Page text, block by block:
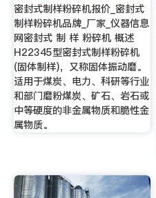
密封式制样粉碎机报价_密封式
制样粉碎机品牌_厂家_仪器信息
网密封式 制 样 粉碎机 概述
H22345型密封式制样粉碎机
(固体制样)，又称固体振动磨。
适用于煤炭、电力、科研等行业
和部门磨粉煤炭、矿石、岩石或
中等硬度的非金属物质和脆性金
属物质。